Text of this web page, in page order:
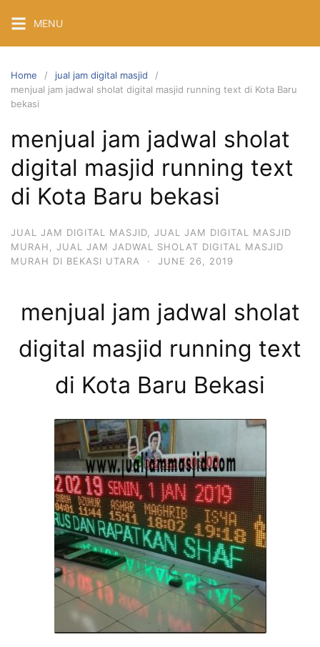
content
MENU
Home
jual jam digital masjid
menjual jam jadwal sholat digital masjid running text di Kota Baru
bekasi
menjual jam jadwal sholat
digital masjid running text
di Kota Baru bekasi
JUAL JAM DIGITAL MASJID
JUAL JAM DIGITAL MASJID
MURAH
JUAL JAM JADWAL SHOLAT DIGITAL MASJID
MURAH DI BEKASI UTARA
· JUNE 26, 2019
menjual jam jadwal sholat
digital masjid running text
di Kota Baru Bekasi